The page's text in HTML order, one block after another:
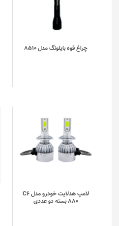
چراغ قوه بایلونگ مدل 8510
لامپ هدلایت خودرو مدل C6
880 بسته دو عددی